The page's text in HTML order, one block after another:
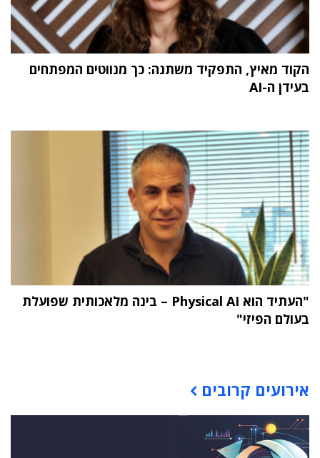
הקוד מאיץ, התפקיד משתנה: כך מנווטים המפתחים
בעידן ה-AI
"העתיד הוא Physical AI – בינה מלאכותית שפועלת
בעולם הפיזי"
אירועים קרובים